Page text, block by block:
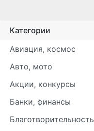
Категории
Авиация, космос
Авто, мото
Акции, конкурсы
Банки, финансы
Благотворительность